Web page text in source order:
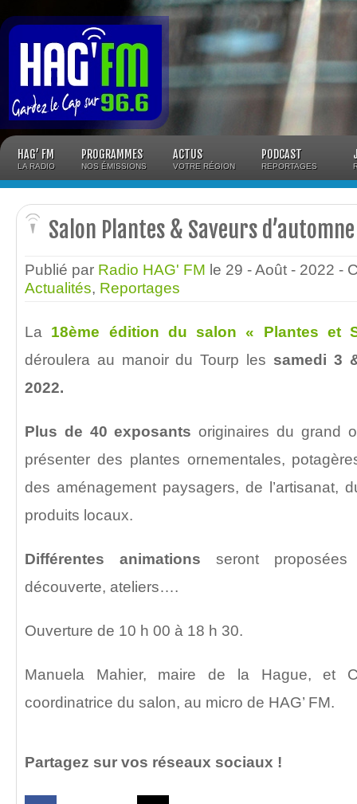
HAG’ FM
LA RADIO
PROGRAMMES
NOS ÉMISSIONS
ACTUS
VOTRE RÉGION
PODCAST
REPORTAGES
Salon Plantes & Saveurs d’automne
Publié par Radio HAG' FM le 29 - Août - 2022 -
Actualités, Reportages
La 18ème édition du salon « Plantes et
déroulera au manoir du Tourp les samedi 3
2022.
Plus de 40 exposants originaires du grand
présenter des plantes ornementales,
des aménagement paysagers, de l’artisanat,
produits locaux.
Différentes animations seront
découverte, ateliers….
Ouverture de 10 h 00 à 18 h 30.
Manuela Mahier, maire de la Hague, et
coordinatrice du salon, au micro de HAG’ FM.
Partagez sur vos réseaux sociaux !
Panneau de gestion des cookies